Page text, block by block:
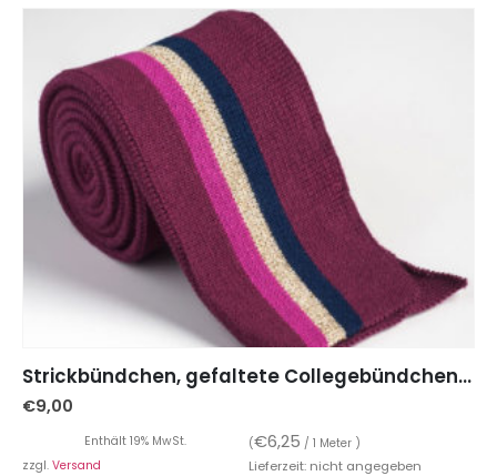
Strickbündchen, gefaltete Collegebündchen in Bordeaux mit Streifen in Pink/Marine/Gold, 90 cm
€9,00
Enthält 19% MwSt. (€6,25 / 1 Meter )
zzgl. Versand Lieferzeit: nicht angegeben